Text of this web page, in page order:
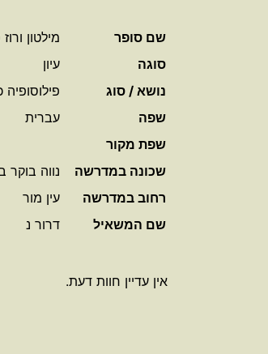
שם סופר
מילטון
סוגה
עיון
נושא / סוג
פילוסופיה
שפה
עברית
שפת מקור
שכונה במדרשה
נווה בוקר
רחוב במדרשה
עין מור
שם המשאיל
דרור נ
אין עדיין חוות דעת.